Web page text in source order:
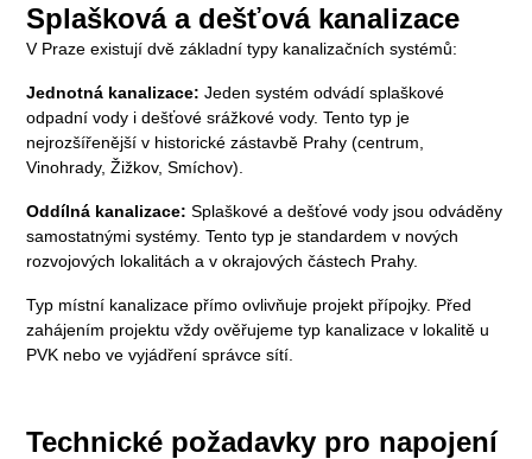
Splašková a dešťová kanalizace
V Praze existují dvě základní typy kanalizačních systémů:
Jednotná kanalizace: Jeden systém odvádí splaškové
odpadní vody i dešťové srážkové vody. Tento typ je
nejrozšířenější v historické zástavbě Prahy (centrum,
Vinohrady, Žižkov, Smíchov).
Oddílná kanalizace: Splaškové a dešťové vody jsou odváděny
samostatnými systémy. Tento typ je standardem v nových
rozvojových lokalitách a v okrajových částech Prahy.
Typ místní kanalizace přímo ovlivňuje projekt přípojky. Před
zahájením projektu vždy ověřujeme typ kanalizace v lokalitě u
PVK nebo ve vyjádření správce sítí.
Technické požadavky pro napojení